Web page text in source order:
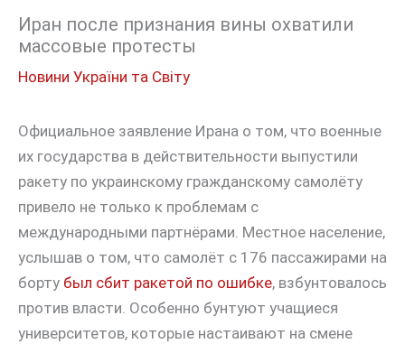
Иран после признания вины охватили
массовые протесты
Новини України та Світу
Официальное заявление Ирана о том, что военные
их государства в действительности выпустили
ракету по украинскому гражданскому самолёту
привело не только к проблемам с
международными партнёрами. Местное население,
услышав о том, что самолёт с 176 пассажирами на
борту был сбит ракетой по ошибке, взбунтовалось
против власти. Особенно бунтуют учащиеся
университетов, которые настаивают на смене